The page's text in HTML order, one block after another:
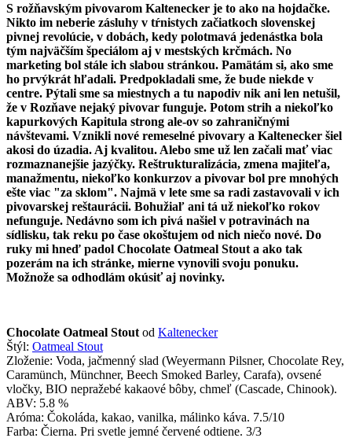
S rožňavským pivovarom Kaltenecker je to ako na hojdačke.
Nikto im neberie zásluhy v tŕnistych začiatkoch slovenskej
pivnej revolúcie, v dobách, kedy polotmavá jedenástka bola
tým najväčším špeciálom aj v mestských krčmách. No
marketing bol stále ich slabou stránkou. Pamätám si, ako sme
ho prvýkrát hľadali. Predpokladali sme, že bude niekde v
centre. Pýtali sme sa miestnych a tu napodiv nik ani len netušil,
že v Rozňave nejaký pivovar funguje. Potom strih a niekoľko
kapurkových Kapitula strong ale-ov so zahraničnými
návštevami. Vznikli nové remeselné pivovary a Kaltenecker šiel
akosi do úzadia. Aj kvalitou. Alebo sme už len začali mať viac
rozmaznanejšie jazýčky. Reštrukturalizácia, zmena majiteľa,
manažmentu, niekoľko konkurzov a pivovar bol pre mnohých
ešte viac "za sklom". Najmä v lete sme sa radi zastavovali v ich
pivovarskej reštaurácii. Bohužiaľ ani tá už niekoľko rokov
nefunguje. Nedávno som ich pivá našiel v potravinách na
sídlisku, tak reku po čase okoštujem od nich niečo nové. Do
ruky mi hneď padol Chocolate Oatmeal Stout a ako tak
pozerám na ich stránke, mierne vynovili svoju ponuku.
Možnože sa odhodlám okúsiť aj novinky.
Chocolate Oatmeal Stout od Kaltenecker
Štýl: Oatmeal Stout
Zloženie: Voda, jačmenný slad (Weyermann Pilsner, Chocolate Rey,
Caramünch, Münchner, Beech Smoked Barley, Carafa), ovsené
vločky, BIO nepražebé kakaové bôby, chmeľ (Cascade, Chinook).
ABV: 5.8 %
Aróma: Čokoláda, kakao, vanilka, málinko káva. 7.5/10
Farba: Čierna. Pri svetle jemné červené odtiene. 3/3